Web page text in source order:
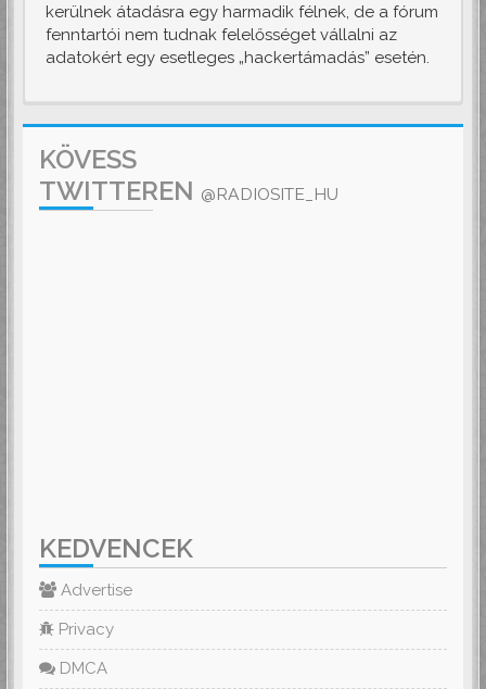
kerülnek átadásra egy harmadik félnek, de a fórum
fenntartói nem tudnak felelősséget vállalni az
adatokért egy esetleges „hackertámadás” esetén.
KÖVESS
TWITTEREN @RADIOSITE_HU
KEDVENCEK
Advertise
Privacy
DMCA